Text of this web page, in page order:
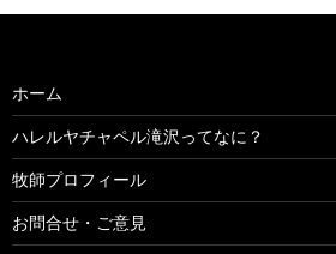
ホーム
ハレルヤチャペル滝沢ってなに？
牧師プロフィール
お問合せ・ご意見